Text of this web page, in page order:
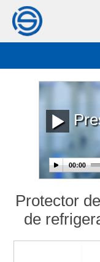
Protector
de